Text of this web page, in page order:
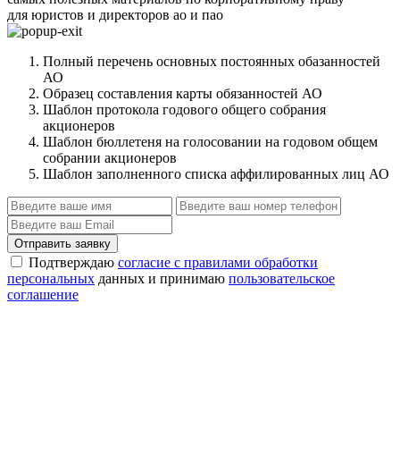
для юристов и директоров ао и пао
Полный перечень основных постоянных обазанностей
АО
Образец составления карты обязанностей АО
Шаблон протокола годового общего собрания
акционеров
Шаблон бюллетеня на голосовании на годовом общем
собрании акционеров
Шаблон заполненного списка аффилированных лиц АО
Отправить заявку
Подтверждаю согласие с правилами обработки
персональных данных и принимаю пользовательское
соглашение